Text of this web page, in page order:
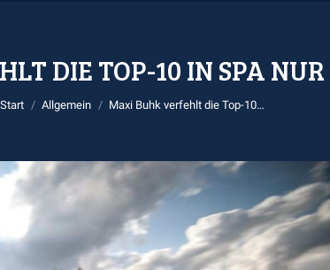
DIE TOP-10 IN SPA
Sie befinden sich hier:
Start Allgemein Maxi Buhk verfehlt die Top-10…